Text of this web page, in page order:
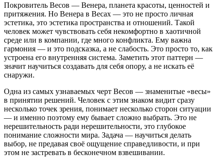
Покровитель Весов — Венера, планета красоты, ценностей и
притяжения. Но Венера в Весах — это не просто личная
эстетика, это эстетика пространства и отношений. Такой
человек может чувствовать себя некомфортно в хаотичной
среде или в компании, где много конфликта. Ему важна
гармония — и это подсказка, а не слабость. Это просто то, как
устроена его внутренняя система. Заметить этот паттерн —
значит научиться создавать для себя опору, а не искать её
снаружи.
Одна из самых узнаваемых черт Весов — знаменитые «весы»
в принятии решений. Человек с этим знаком видит сразу
несколько точек зрения, понимает несколько сторон ситуации
— и именно поэтому ему бывает сложно выбрать. Это не
нерешительность ради нерешительности, это глубокое
понимание сложности мира. Задача — научиться делать
выбор, не предавая своё ощущение справедливости, и при
этом не застревать в бесконечном взвешивании.